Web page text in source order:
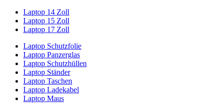
Laptop 14 Zoll
Laptop 15 Zoll
Laptop 17 Zoll
Laptop Schutzfolie
Laptop Panzerglas
Laptop Schutzhüllen
Laptop Ständer
Laptop Taschen
Laptop Ladekabel
Laptop Maus